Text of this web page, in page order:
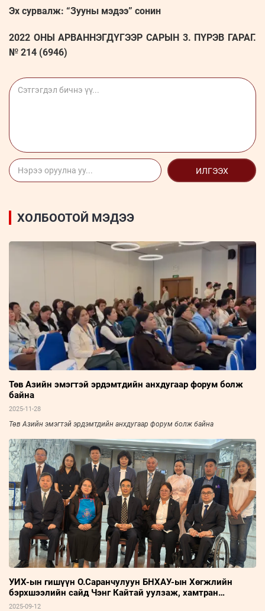
Эх сурвалж: “Зууны мэдээ” сонин
2022 ОНЫ АРВАННЭГДҮГЭЭР САРЫН 3. ПҮРЭВ ГАРАГ.
№ 214 (6946)
ИЛГЭЭХ
ХОЛБООТОЙ МЭДЭЭ
Төв Азийн эмэгтэй эрдэмтдийн анхдугаар форум болж
байна
2025-11-28
Төв Азийн эмэгтэй эрдэмтдийн анхдугаар форум болж байна
УИХ-ын гишүүн О.Саранчулуун БНХАУ-ын Хөгжлийн
бэрхшээлийн сайд Чэнг Кайтай уулзаж, хамтран
ажиллахаар боллоо
2025-09-12